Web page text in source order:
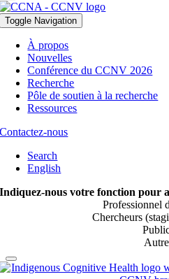
Toggle Navigation
À propos
Nouvelles
Conférence du CCNV 2026
Recherche
Pôle de soutien à la recherche
Ressources
Contactez-nous
Search
English
Indiquez-nous votre fonction pour
Professionnel
Chercheurs
Autre